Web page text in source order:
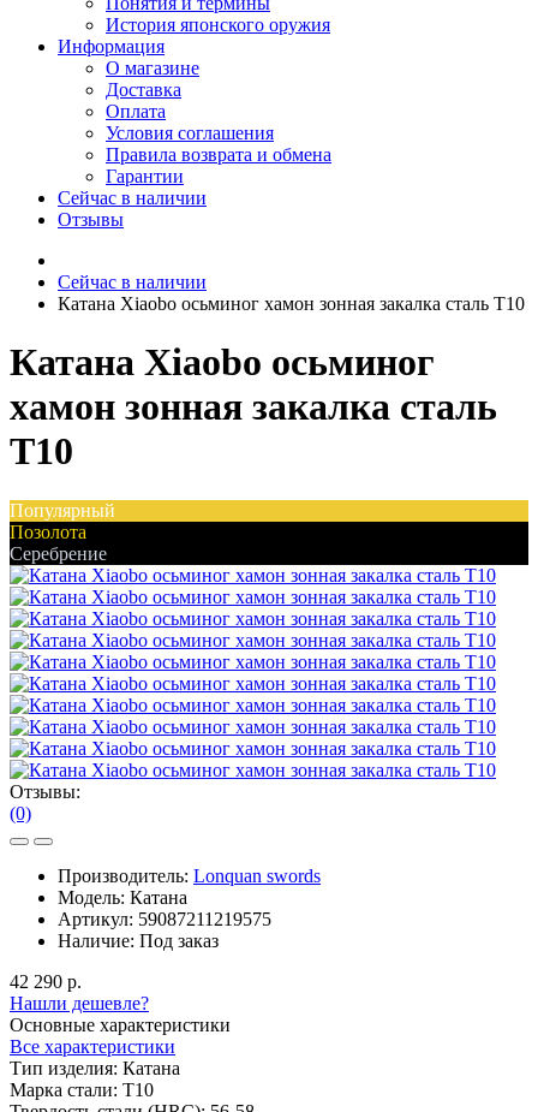
История японского оружия
Информация
О магазине
Доставка
Оплата
Условия соглашения
Правила возврата и обмена
Гарантии
Сейчас в наличии
Отзывы
Сейчас в наличии
Катана Xiaobo осьминог хамон зонная закалка сталь T10
Катана Xiaobo осьминог
хамон зонная закалка сталь
T10
Популярный
Позолота
Серебрение
Отзывы:
(0)
Производитель: Lonquan swords
Модель: Катана
Артикул: 59087211219575
Наличие: Под заказ
42 290 р.
Нашли дешевле?
Основные характеристики
Все характеристики
Тип изделия: Катана
Марка стали: T10